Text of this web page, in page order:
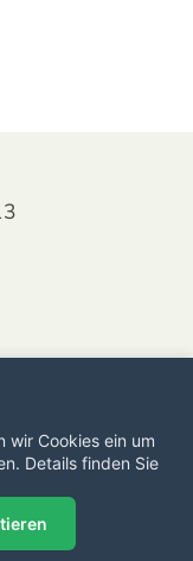
wir Cookies ein um
Details finden Sie